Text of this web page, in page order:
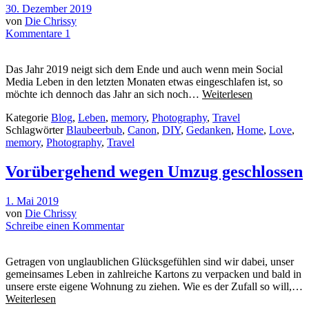
30. Dezember 2019
von Die Chrissy
Kommentare 1
Das Jahr 2019 neigt sich dem Ende und auch wenn mein Social
Media Leben in den letzten Monaten etwas eingeschlafen ist, so
möchte ich dennoch das Jahr an sich noch… Weiterlesen
Kategorie Blog, Leben, memory, Photography, Travel
SchlagwörterBlaubeerbub, Canon, DIY, Gedanken, Home, Love,
memory, Photography, Travel
Vorübergehend wegen Umzug geschlossen
1. Mai 2019
von Die Chrissy
Schreibe einen Kommentar
Getragen von unglaublichen Glücksgefühlen sind wir dabei, unser
gemeinsames Leben in zahlreiche Kartons zu verpacken und bald in
unsere erste eigene Wohnung zu ziehen. Wie es der Zufall so will,…
Weiterlesen